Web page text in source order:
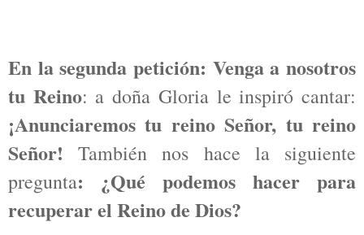
En la segunda petición: Venga a nosotros
tu Reino: a doña Gloria le inspiró cantar:
¡Anunciaremos tu reino Señor, tu reino
Señor!También nos hace la siguiente
pregunta: ¿Qué podemos hacer para
recuperar el Reino de Dios?